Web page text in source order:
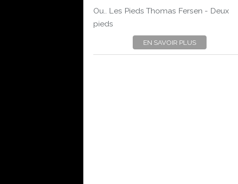
Ou.. Les Pieds Thomas Fersen - Deux
pieds
EN SAVOIR PLUS